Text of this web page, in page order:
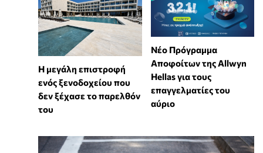
Η μεγάλη επιστροφή
ενός ξενοδοχείου που
δεν ξέχασε το παρελθόν
του
Νέο Πρόγραμμα
Αποφοίτων της Allwyn
Hellas για τους
επαγγελματίες του
αύριο